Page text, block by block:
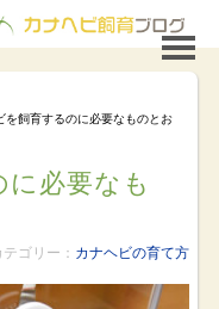
を飼育するのに必要なものとお
必要なも
ゴリー： カナヘビの育て方